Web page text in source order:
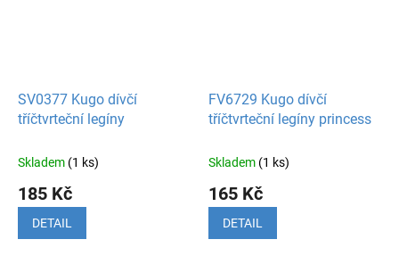
SV0377 Kugo dívčí
tříčtvrteční legíny
Skladem (1 ks)
185 Kč
DETAIL
FV6729 Kugo dívčí
tříčtvrteční legíny princess
Skladem (1 ks)
165 Kč
DETAIL